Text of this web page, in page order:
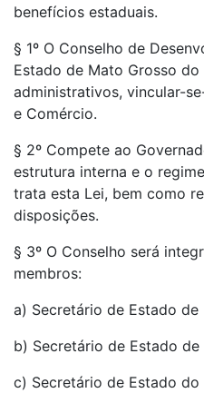
benefícios estaduais.
§ 1º O Conselho de
Estado de Mato Grosso
administrativos, vincular-
e Comércio.
§ 2º Compete ao
estrutura interna e o
trata esta Lei, bem como
disposições.
§ 3º O Conselho será
membros:
a) Secretário de Estado
b) Secretário de Estado de
c) Secretário de Estado do